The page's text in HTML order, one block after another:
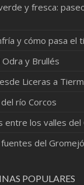
y fresca:
y cómo pasa el
y Brullés
Liceras a
río Corcos
entre los valles del
del
POPULARES